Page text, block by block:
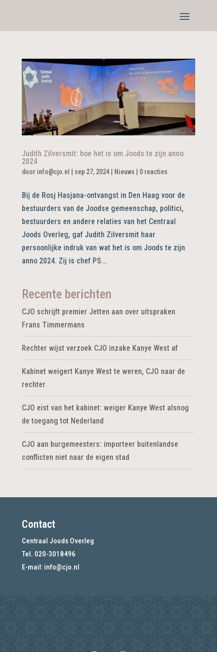
Judith Zilversmit: hoe het is om Joods te zijn anno
2024
door info@cjo.nl sep 27, 2024| Nieuws 0 reacties
Bij de Rosj Hasjana-ontvangst in Den Haag voor de
bestuurders van de Joodse gemeenschap, politici,
bestuurders en andere relaties van het Centraal
Joods Overleg, gaf Judith Zilversmit haar
persoonlijke indruk van wat het is om Joods te zijn
anno 2024. Zij is chef PS...
Recente berichten
CJO schrijft premier Jetten aan over uitspraken
Frans Timmermans
Rechter wijst verzoek CJO inzake Kanye West af
Kabinet weigert Kanye West te weren, CJO naar de
rechter
CJO eist van het kabinet: weiger Kanye West alsnog
de toegang tot Nederland
CJO aan burgemeesters: importeer buitenlandse
conflicten niet naar de eigen stad
Contact
Centraal Joods Overleg
Tel. 020-3018496
E-mail: info@cjo.nl